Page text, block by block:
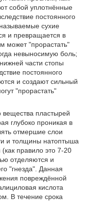
собой уплотнённые
постоянного
сухие
и превращается в
может "прорастать"
невыносимую боль;
части стопы
постоянного
и создают сильный
"прорастать"
пластырей
глубоко проникая в
отмершие слои
и толщины натоптыша
правило это 7-20
отделяются и
"гнезда". Данная
повреждённой
кислота
В течение срока